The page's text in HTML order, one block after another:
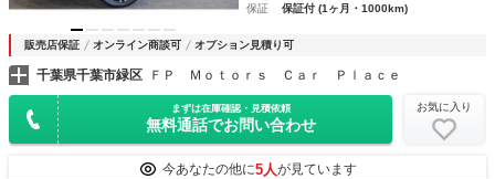
保証
保証付 (1ヶ月・1000km)
販売店保証 オンライン商談可 オプション見積り可
千葉県千葉市緑区 ＦＰ Ｍｏｔｏｒｓ Ｃａｒ Ｐｌａｃｅ
まずは在庫確認・見積依頼
無料通話でお問い合わせ
お気に入り
今あなたの他に5人が見ています